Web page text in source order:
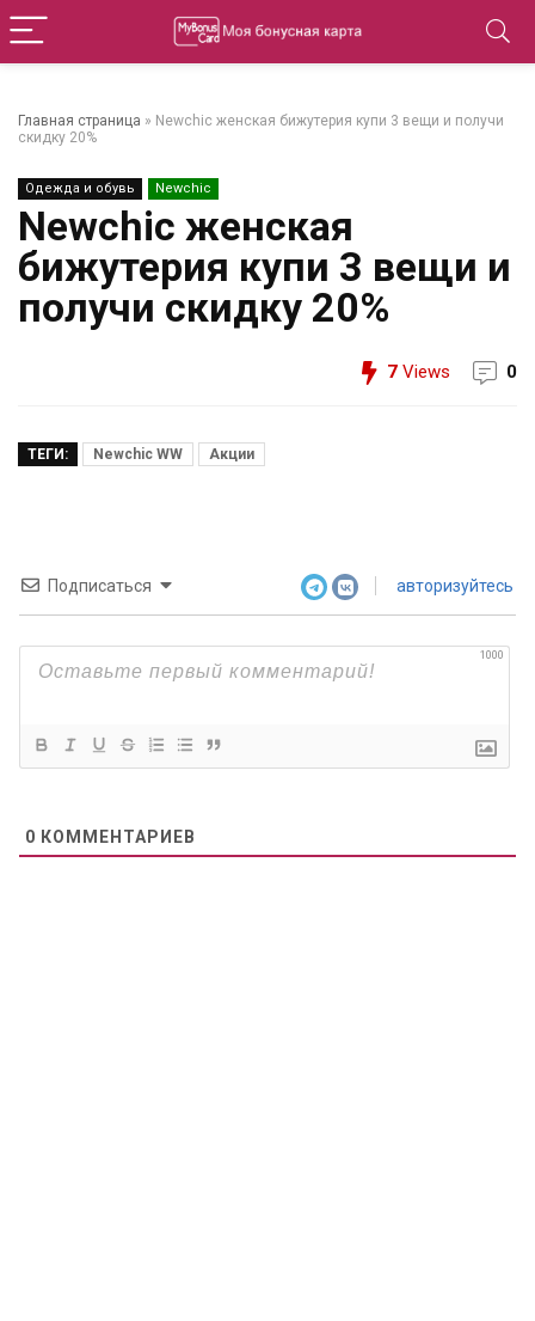
Главная страница » Newchic женская бижутерия купи 3 вещи и получи
скидку 20%
Одежда и обувь Newchic
Newchic женская
бижутерия купи 3 вещи и
получи скидку 20%
7 Views 0
ТЕГИ: Newchic WW Акции
Подписаться авторизуйтесь
1000
0 КОММЕНТАРИЕВ